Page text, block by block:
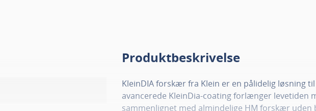
Produktbeskrivelse
KleinDIA forskær fra Klein er en pålidelig løsning
avancerede KleinDia-coating forlænger levetiden
sammenlignet med almindelige HM forskær